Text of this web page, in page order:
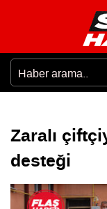
Zaralı
desteği